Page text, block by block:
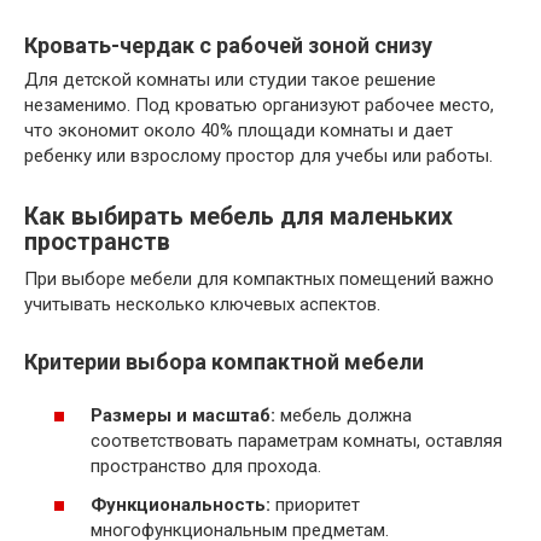
Кровать-чердак с рабочей зоной снизу
Для детской комнаты или студии такое решение
незаменимо. Под кроватью организуют рабочее место,
что экономит около 40% площади комнаты и дает
ребенку или взрослому простор для учебы или работы.
Как выбирать мебель для маленьких
пространств
При выборе мебели для компактных помещений важно
учитывать несколько ключевых аспектов.
Критерии выбора компактной мебели
Размеры и масштаб: мебель должна
соответствовать параметрам комнаты, оставляя
пространство для прохода.
Функциональность: приоритет
многофункциональным предметам.